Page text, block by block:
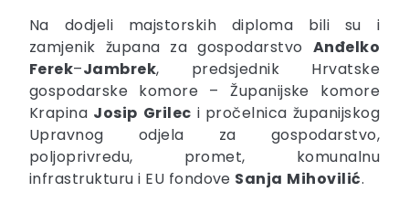
Na dodjeli majstorskih diploma bili su i
zamjenik župana za gospodarstvo Anđelko
Ferek–Jambrek, predsjednik Hrvatske
gospodarske komore – Županijske komore
Krapina Josip Grilec i pročelnica županijskog
Upravnog odjela za gospodarstvo,
poljoprivredu, promet, komunalnu
infrastrukturu i EU fondove Sanja Mihovilić.